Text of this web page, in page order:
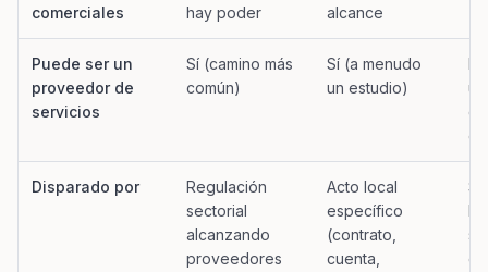
comerciales hay poder alcance
Puede ser un
proveedor de
servicios
Sí (camino más
común)
Sí (a menudo
un estudio)
Disparado por
Regulación
sectorial
alcanzando
proveedores
Acto local
específico
(contrato,
cuenta,